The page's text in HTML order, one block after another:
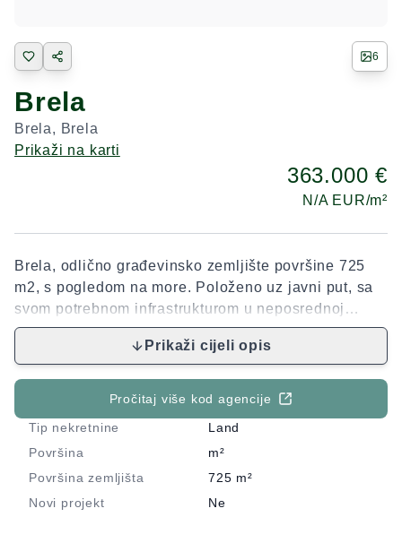
6
Brela
Brela, Brela
Prikaži na karti
363.000 €
N/A EUR/m²
Brela, odlično građevinsko zemljište površine 725
m2, s pogledom na more. Položeno uz javni put, sa
svom potrebnom infrastrukturom u neposrednoj
blizini. Parcela je pravilnog oblika, s nagibom prema
moru. Vlasništvo uredno. Stojim na raspolaganju za
Prikaži cijeli opis
Pročitaj više kod agencije
Tip nekretnine
Land
Površina
m²
Površina zemljišta
725 m²
Novi projekt
Ne